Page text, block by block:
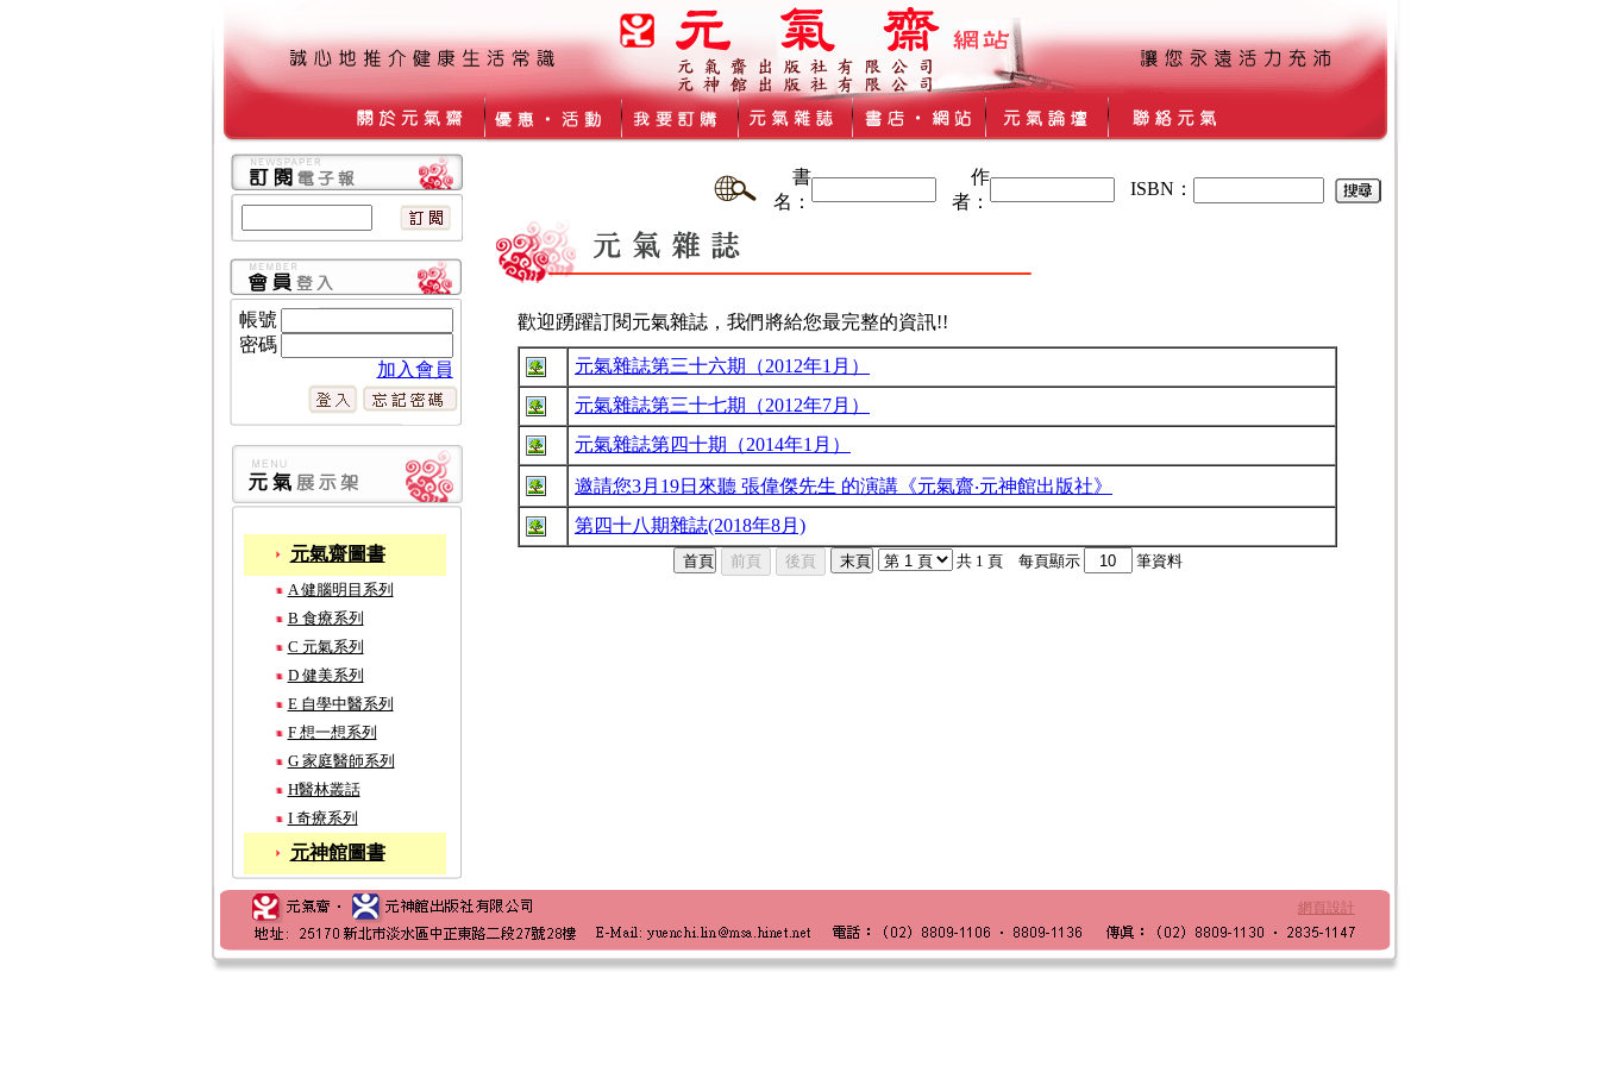
帳號
密碼
加入會員
元氣齋圖書
A 健腦明目系列
B 食療系列
C 元氣系列
D 健美系列
E 自學中醫系列
F 想一想系列
G 家庭醫師系列
H醫林叢話
I 奇療系列
元神館圖書
書
名：
作
者：
ISBN：
歡迎踴躍訂閱元氣雜誌，我們將給您最完整的資訊!!
元氣雜誌第三十六期（2012年1月）
元氣雜誌第三十七期（2012年7月）
元氣雜誌第四十期（2014年1月）
邀請您3月19日來聽 張偉傑先生 的演講《元氣齋‧元神館出版社》
第四十八期雜誌(2018年8月)
共 1 頁 每頁顯示 筆資料
網頁設計